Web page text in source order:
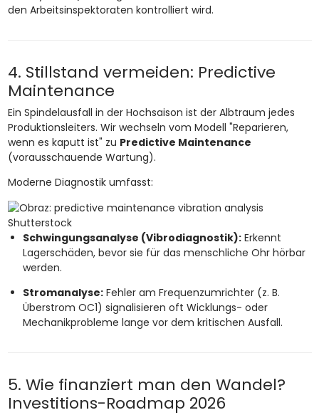
den Arbeitsinspektoraten kontrolliert wird.
4. Stillstand vermeiden: Predictive
Maintenance
Ein Spindelausfall in der Hochsaison ist der Albtraum jedes
Produktionsleiters. Wir wechseln vom Modell "Reparieren,
wenn es kaputt ist" zu Predictive Maintenance
(vorausschauende Wartung).
Moderne Diagnostik umfasst:
Shutterstock
Schwingungsanalyse (Vibrodiagnostik):Erkennt
Lagerschäden, bevor sie für das menschliche Ohr hörbar
werden.
Stromanalyse:Fehler am Frequenzumrichter (z. B.
Überstrom OC1) signalisieren oft Wicklungs- oder
Mechanikprobleme lange vor dem kritischen Ausfall.
5. Wie finanziert man den Wandel?
Investitions-Roadmap 2026